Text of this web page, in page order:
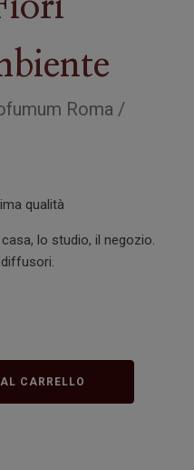
Roma /
qualità
lo studio, il negozio.
CARRELLO